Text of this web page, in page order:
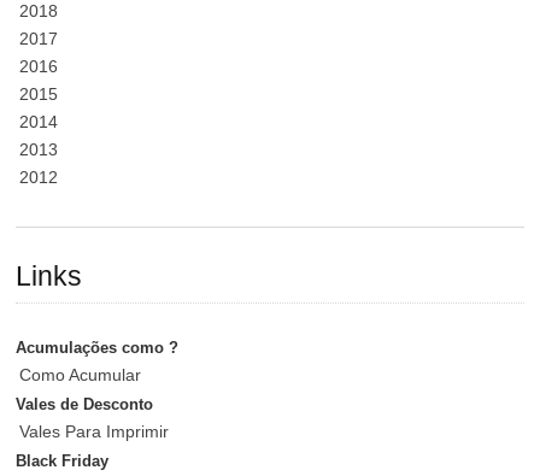
2018
2017
2016
2015
2014
2013
2012
Links
Acumulações como ?
Como Acumular
Vales de Desconto
Vales Para Imprimir
Black Friday